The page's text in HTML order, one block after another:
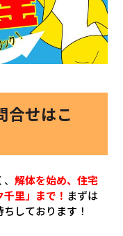
合せはこ
、解体を始め、住宅
里」まで！ まずは
しております！